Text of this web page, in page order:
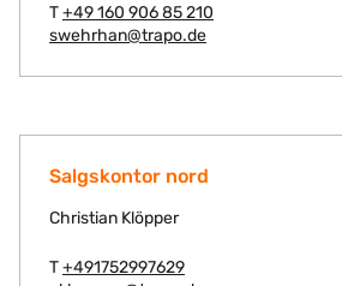
T+49 160 906 85 210
swehrhan@trapo.de
Salgskontor nord
Christian Klöpper
T+491752997629